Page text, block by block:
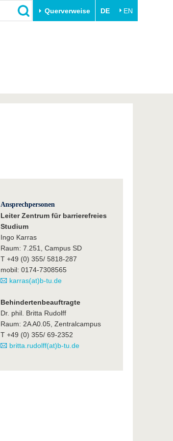
Querverweise DE EN
Ansprechpersonen
Leiter Zentrum für barrierefreies
Studium
Ingo Karras
Raum: 7.251, Campus SD
T +49 (0) 355/ 5818-287
mobil: 0174-7308565
karras(at)b-tu.de
Behindertenbeauftragte
Dr. phil. Britta Rudolff
Raum: 2A A0.05, Zentralcampus
T +49 (0) 355/ 69-2352
britta.rudolff(at)b-tu.de